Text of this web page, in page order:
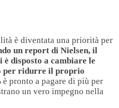
è diventata una priorità per
un report di Nielsen, il
disposto a cambiare le
per ridurre il proprio
è pronto a pagare di più per
un vero impegno nella